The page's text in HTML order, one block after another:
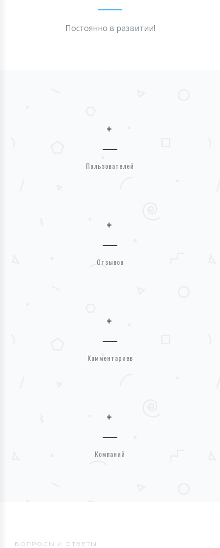
Постоянно в развитии!
+
Пользователей
+
Отзывов
+
Комментариев
+
Компаний
ВОПРОСЫ И ОТВЕТЫ